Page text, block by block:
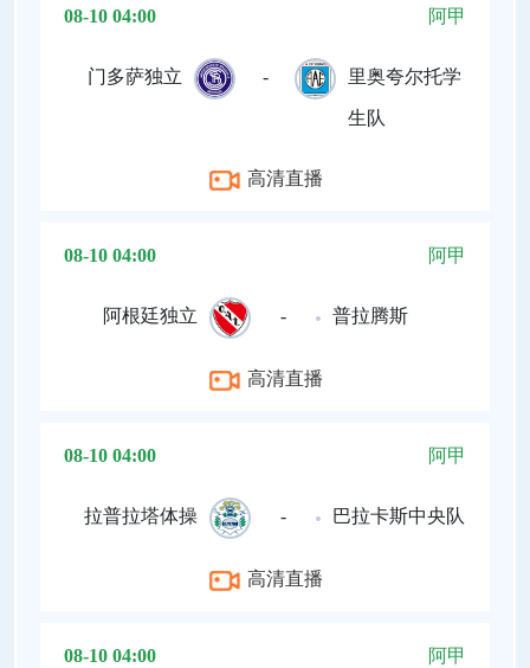
08-10 04:00 阿甲
门多萨独立 - 里奥夸尔托学
生队
高清直播
08-10 04:00 阿甲
阿根廷独立 - 普拉腾斯
高清直播
08-10 04:00 阿甲
拉普拉塔体操 - 巴拉卡斯中央队
高清直播
08-10 04:00 阿甲